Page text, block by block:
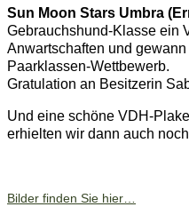
Sun Moon Stars Umbra
Gebrauchshund-Klasse ein
Anwartschaften und gewann
Paarklassen-Wettbewerb.
Gratulation an Besitzerin
Und eine schöne VDH-
erhielten wir dann auch
Bilder finden Sie hier…